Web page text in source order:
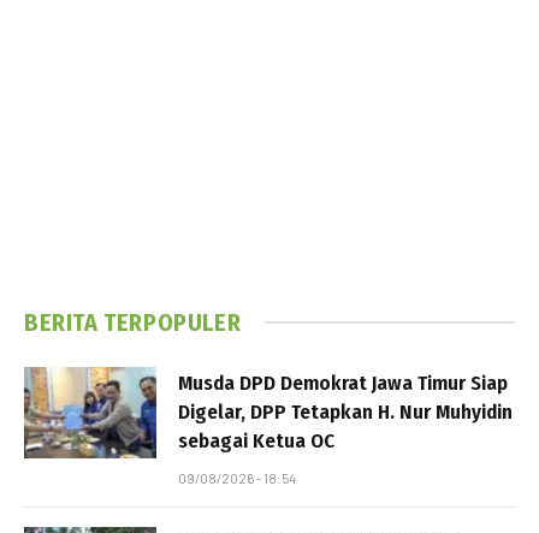
BERITA TERPOPULER
Musda DPD Demokrat Jawa Timur Siap
Digelar, DPP Tetapkan H. Nur Muhyidin
sebagai Ketua OC
09/08/2026 - 18:54